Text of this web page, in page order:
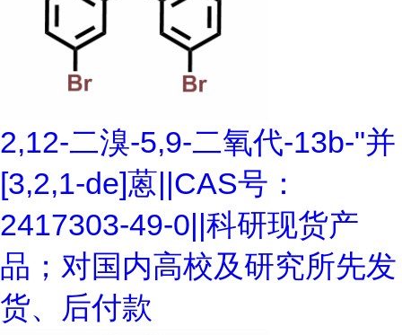
2,12-二溴-5,9-二氧代-13b-"并
[3,2,1-de]蒽||CAS号：
2417303-49-0||科研现货产
品；对国内高校及研究所先发
货、后付款